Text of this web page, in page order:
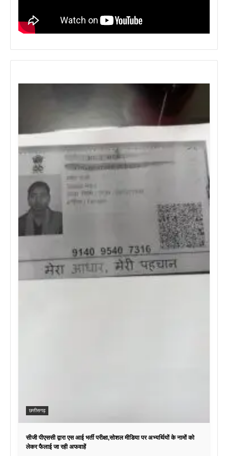
छत्तीसगढ़
सीजी पीएससी द्वारा एस आई भर्ती परीक्षा,सोशल मीडिया पर अभ्यर्थियों के नामों को
लेकर फैलाई जा रही अफवाहें